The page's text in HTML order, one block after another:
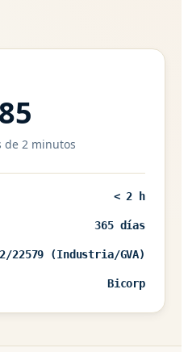
de 2 minutos
< 2 h
365 días
22579 (Industria/GVA)
Bicorp